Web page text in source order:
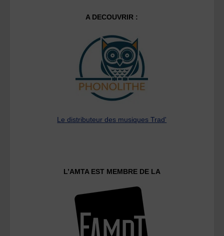
A DECOUVRIR :
Le distributeur des musiques Trad'
L’AMTA EST MEMBRE DE LA